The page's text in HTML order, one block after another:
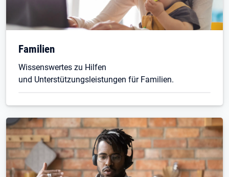
Familien
Wissenswertes zu Hilfen
und Unterstützungsleistungen für Familien.